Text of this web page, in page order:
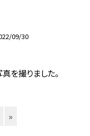
09/30
を撮りました。
»